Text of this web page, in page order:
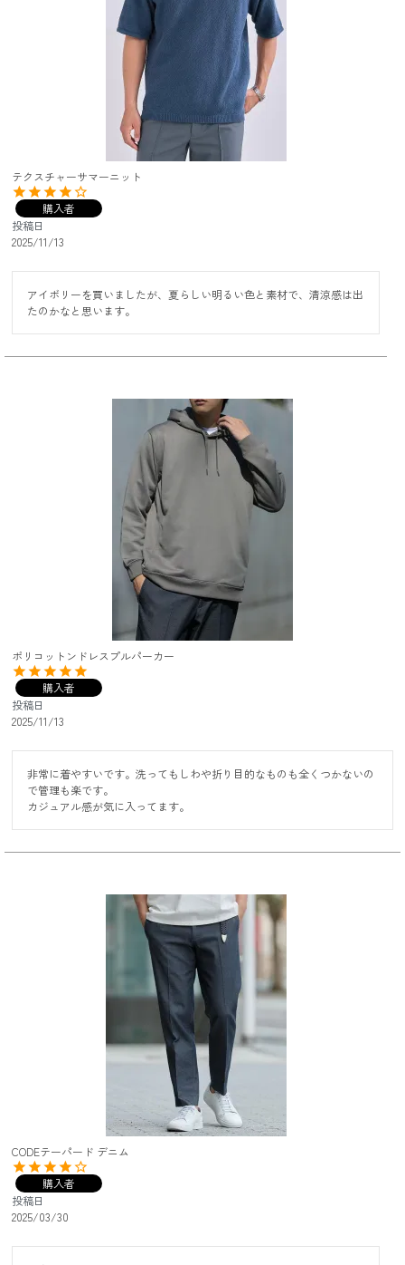
テクスチャーサマーニット
購入者
投稿日
2025/11/13
アイボリーを買いましたが、夏らしい明るい色と素材で、清涼感は出
たのかなと思います。
ポリコットンドレスプルパーカー
購入者
投稿日
2025/11/13
非常に着やすいです。洗ってもしわや折り目的なものも全くつかないの
で管理も楽です。
カジュアル感が気に入ってます。
CODEテーパード デニム
購入者
投稿日
2025/03/30